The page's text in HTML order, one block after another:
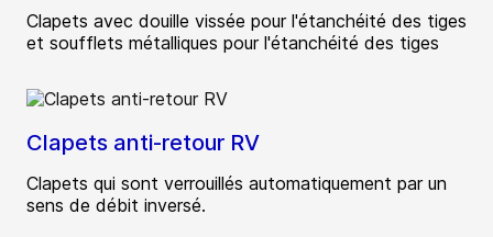
Clapets avec douille vissée pour l'étanchéité des tiges
et soufflets métalliques pour l'étanchéité des tiges
Clapets anti-retour RV
Clapets qui sont verrouillés automatiquement par un
sens de débit inversé.